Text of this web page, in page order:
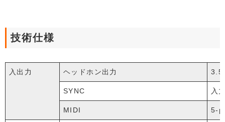
技術仕様
入出力 ヘッドホン出力 3.5
SYNC 入
MIDI 5-